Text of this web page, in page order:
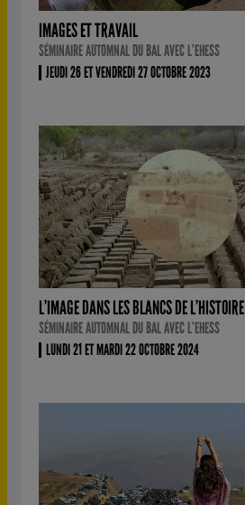
IMAGES ET TRAVAIL
SÉMINAIRE AUTOMNAL DU BAL AVEC L’EHESS
JEUDI 26 ET VENDREDI 27 OCTOBRE 2023
L’IMAGE DANS LES BLANCS DE L’HISTOIRE
SÉMINAIRE AUTOMNAL DU BAL AVEC L’EHESS
LUNDI 21 ET MARDI 22 OCTOBRE 2024